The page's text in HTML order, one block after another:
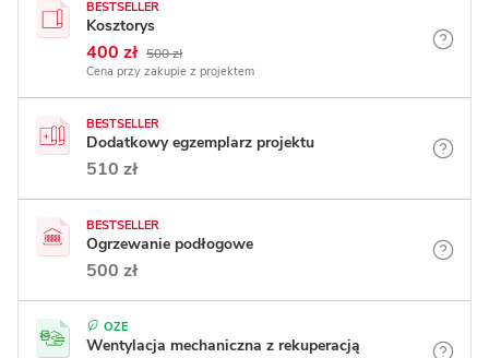
BESTSELLER
Kosztorys
500 zł
400 zł
Cena przy zakupie z projektem
BESTSELLER
Dodatkowy egzemplarz projektu
510 zł
BESTSELLER
Ogrzewanie podłogowe
500 zł
OZE
Wentylacja mechaniczna z rekuperacją